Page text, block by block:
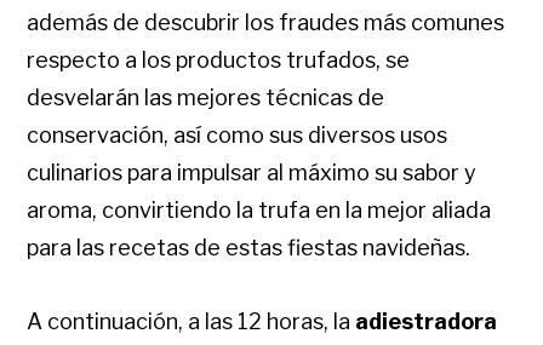
además de descubrir los fraudes más comunes
respecto a los productos trufados, se
desvelarán las mejores técnicas de
conservación, así como sus diversos usos
culinarios para impulsar al máximo su sabor y
aroma, convirtiendo la trufa en la mejor aliada
para las recetas de estas fiestas navideñas.
A continuación, a las 12 horas, la adiestradora